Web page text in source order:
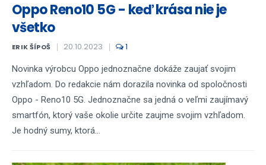
Oppo Reno10 5G - keď krása nie je
všetko
ERIK ŠÍPOŠ 20.10.2023 1
Novinka výrobcu Oppo jednoznačne dokáže zaujať svojim
vzhľadom. Do redakcie nám dorazila novinka od spoločnosti
Oppo - Reno10 5G. Jednoznačne sa jedná o veľmi zaujímavý
smartfón, ktorý vaše okolie určite zaujme svojim vzhľadom.
Je hodný sumy, ktorá...